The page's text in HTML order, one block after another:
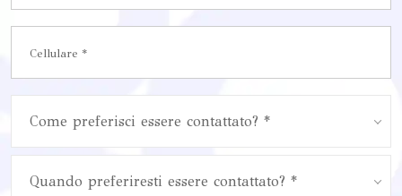
Come preferisci essere contattato? *
Quando preferiresti essere contattato? *